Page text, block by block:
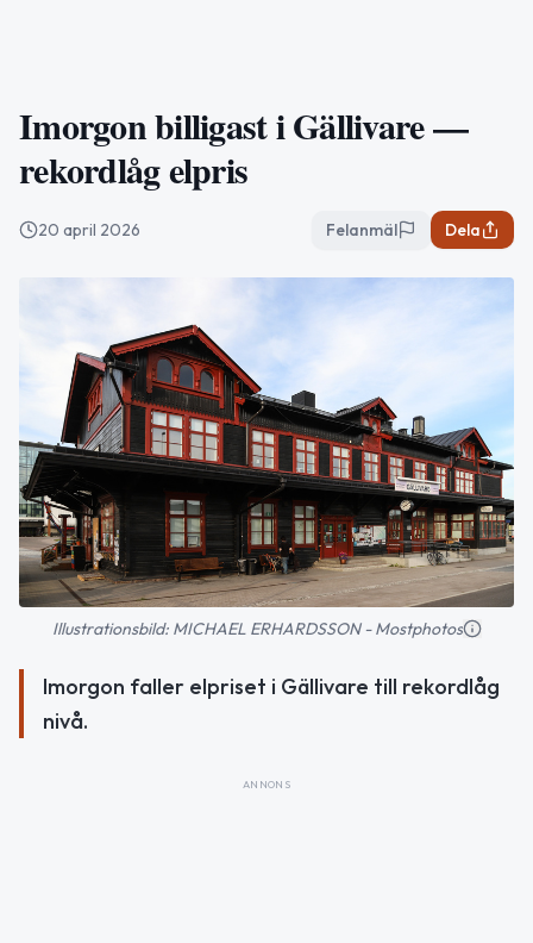
Imorgon billigast i Gällivare —
rekordlåg elpris
20 april 2026 Felanmäl Dela
Illustrationsbild: MICHAEL ERHARDSSON - Mostphotos
Imorgon faller elpriset i Gällivare till rekordlåg
nivå.
ANNONS